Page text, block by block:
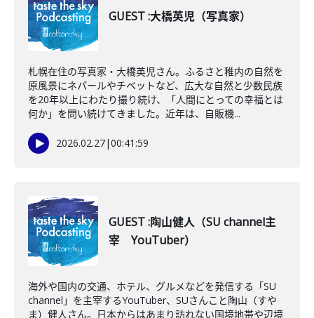
GUEST :大橋英児（写真家）
札幌在住の写真家・大橋英児さん。ふるさと稚内の自然を
原風景にネパールやチベットなど、広大な自然と少数民族
を20年以上にわたり撮り続け、「人間にとっての幸福とは
何か」を問い続けてきました。近年は、自販機...
2026.02.27|00:41:59
GUEST :陶山健人（SU channel主
宰 YouTuber）
海外や国内の交通、ホテル、グルメなどを発信する「SU
channel」を主宰するYouTuber、SUさんこと陶山（すや
ま）健人さん。日本からはあまり訪れない国境地帯や辺境